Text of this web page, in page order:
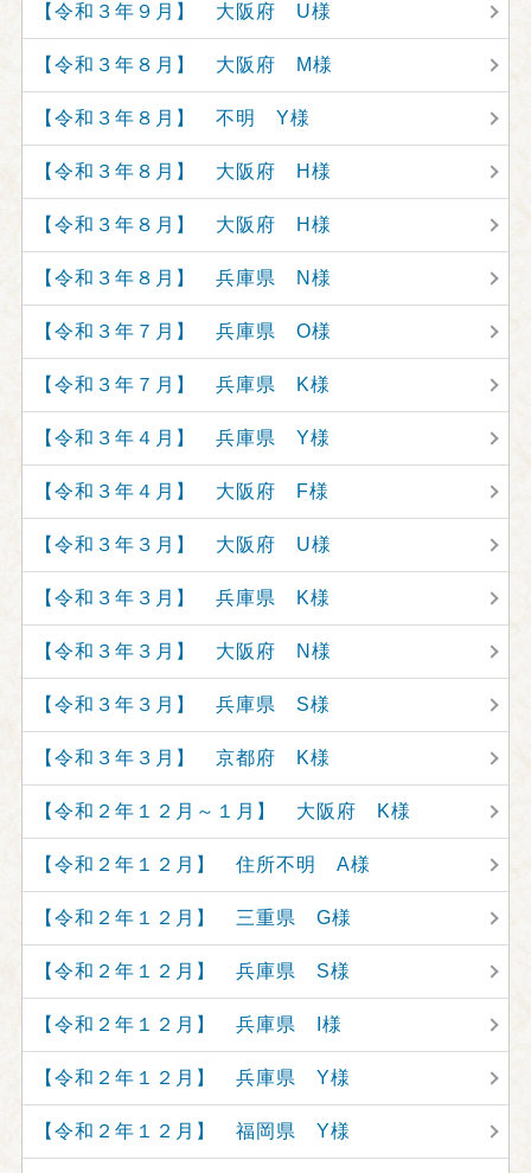
【令和３年９月】 大阪府 U様
【令和３年８月】 大阪府 M様
【令和３年８月】 不明 Y様
【令和３年８月】 大阪府 H様
【令和３年８月】 大阪府 H様
【令和３年８月】 兵庫県 N様
【令和３年７月】 兵庫県 O様
【令和３年７月】 兵庫県 K様
【令和３年４月】 兵庫県 Y様
【令和３年４月】 大阪府 F様
【令和３年３月】 大阪府 U様
【令和３年３月】 兵庫県 K様
【令和３年３月】 大阪府 N様
【令和３年３月】 兵庫県 S様
【令和３年３月】 京都府 K様
【令和２年１２月～１月】 大阪府 K様
【令和２年１２月】 住所不明 A様
【令和２年１２月】 三重県 G様
【令和２年１２月】 兵庫県 S様
【令和２年１２月】 兵庫県 I様
【令和２年１２月】 兵庫県 Y様
【令和２年１２月】 福岡県 Y様